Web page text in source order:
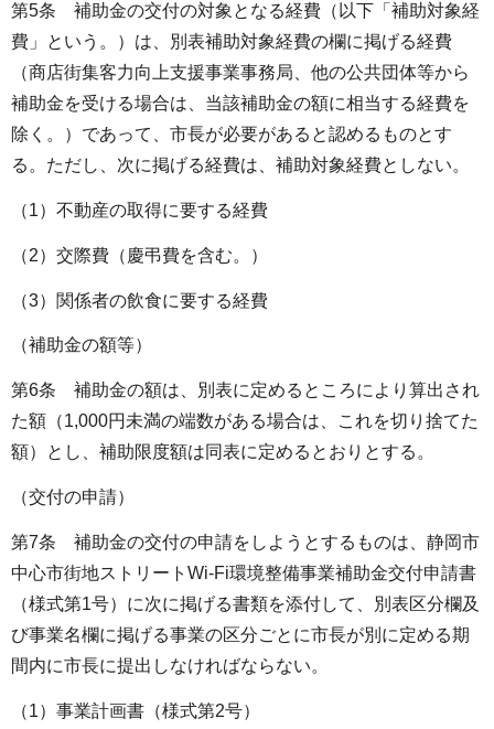
第5条 補助金の交付の対象となる経費（以下「補助対象経
費」という。）は、別表補助対象経費の欄に掲げる経費
（商店街集客力向上支援事業事務局、他の公共団体等から
補助金を受ける場合は、当該補助金の額に相当する経費を
除く。）であって、市長が必要があると認めるものとす
る。ただし、次に掲げる経費は、補助対象経費としない。
（1）不動産の取得に要する経費
（2）交際費（慶弔費を含む。）
（3）関係者の飲食に要する経費
（補助金の額等）
第6条 補助金の額は、別表に定めるところにより算出され
た額（1,000円未満の端数がある場合は、これを切り捨てた
額）とし、補助限度額は同表に定めるとおりとする。
（交付の申請）
第7条 補助金の交付の申請をしようとするものは、静岡市
中心市街地ストリートWi-Fi環境整備事業補助金交付申請書
（様式第1号）に次に掲げる書類を添付して、別表区分欄及
び事業名欄に掲げる事業の区分ごとに市長が別に定める期
間内に市長に提出しなければならない。
（1）事業計画書（様式第2号）